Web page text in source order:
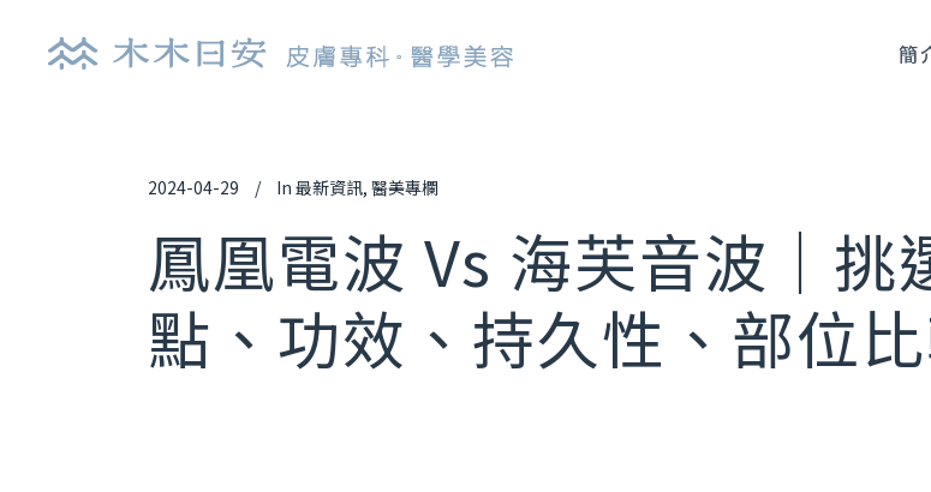
簡
鉺雅鉻雷射
UP雷射
染料雷射
玻尿酸
逆時針
舒顏萃
皮膚管理
皮膚管理
2024-04-29 In 最新資訊, 醫美專欄
鳳凰電波 Vs 海芙音波｜挑
點、功效、持久性、部位